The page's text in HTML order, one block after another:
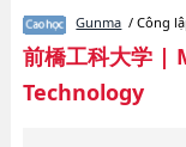
và thông tin cần thiết
of Engineering, thông
thi tuyển như số lượng
bị, hướng dẫn địa điểm
Gunma / Công
前橋工科大学|
Technology